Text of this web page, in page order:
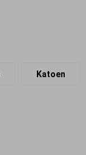
Katoen